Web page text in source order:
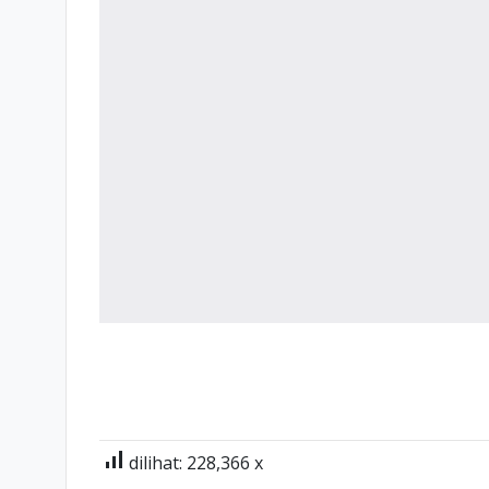
signal_cellular_alt dilihat: 228,366 x